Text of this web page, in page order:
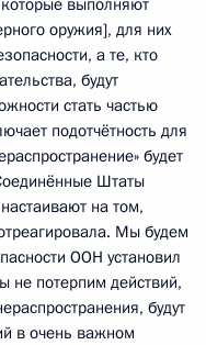
выполняют
оружия], для них
а те, кто
будут
стать частью
подотчётность для
будет
Штаты
на том,
Мы будем
ООН установил
не потерпим действий,
будут
в очень важном